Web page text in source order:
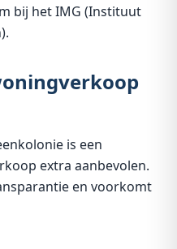
bij het IMG (Instituut
is een
extra aanbevolen.
en voorkomt